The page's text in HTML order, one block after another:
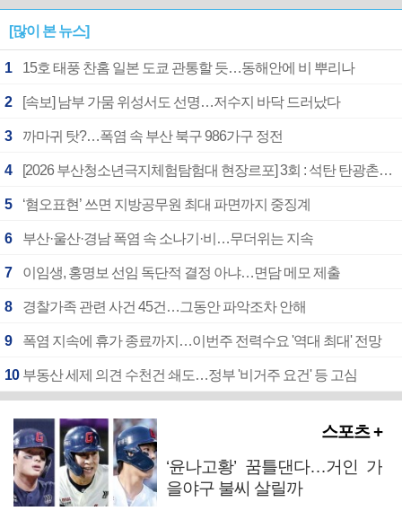
[많이 본 뉴스]
1 15호 태풍 찬홈 일본 도쿄 관통할 듯…동해안에 비 뿌리나
2 [속보] 남부 가뭄 위성서도 선명…저수지 바닥 드러났다
3 까마귀 탓?…폭염 속 부산 북구 986가구 정전
4 [2026 부산청소년극지체험탐험대 현장르포] 3회 : 석탄 탄광촌에서 북극 연구의 중심지로
5 ‘혐오표현’ 쓰면 지방공무원 최대 파면까지 중징계
6 부산·울산·경남 폭염 속 소나기·비…무더위는 지속
7 이임생, 홍명보 선임 독단적 결정 아냐…면담 메모 제출
8 경찰가족 관련 사건 45건…그동안 파악조차 안해
9 폭염 지속에 휴가 종료까지…이번주 전력수요 '역대 최대' 전망
10 부동산 세제 의견 수천건 쇄도…정부 '비거주 요건' 등 고심
스포츠 +
‘윤나고황’ 꿈틀댄다…거인 가
을야구 불씨 살릴까